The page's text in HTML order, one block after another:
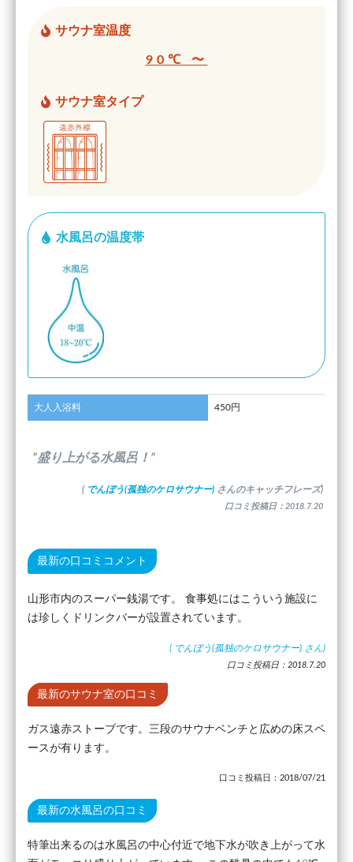
サウナ室温度
90℃ 〜
サウナ室タイプ
水風呂の温度帯
大人入浴料 450円
”盛り上がる水風呂！”
( でんぼう(孤独のケロサウナー) さんのキャッチフレーズ)
口コミ投稿日：2018.7.20
最新の口コミコメント
山形市内のスーパー銭湯です。 食事処にはこういう施設に
は珍しくドリンクバーが設置されています。
( でんぼう(孤独のケロサウナー) さん)
口コミ投稿日：2018.7.20
最新のサウナ室の口コミ
ガス遠赤ストーブです。三段のサウナベンチと広めの床スペ
ースが有ります。
口コミ投稿日：2018/07/21
最新の水風呂の口コミ
特筆出来るのは水風呂の中心付近で地下水が吹き上がって水